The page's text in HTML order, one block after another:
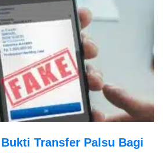
Transfer Palsu Bagi